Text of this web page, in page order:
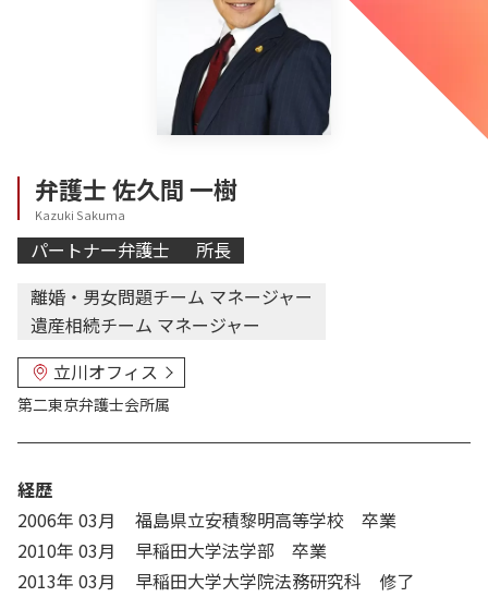
弁護士佐久間 一樹
Kazuki Sakuma
パートナー弁護士
所長
離婚・男女問題チーム マネージャー
遺産相続チーム マネージャー
立川オフィス
第二東京弁護士会所属
経歴
2006年 03月
福島県立安積黎明高等学校 卒業
2010年 03月
早稲田大学法学部 卒業
2013年 03月
早稲田大学大学院法務研究科 修了